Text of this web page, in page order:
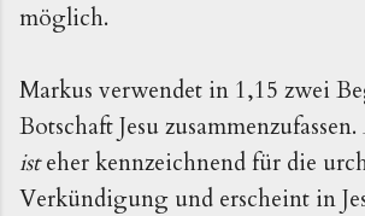
möglich.
Markus verwendet in 1,15 zwei
Botschaft Jesu zusammenzufassen.
isteher kennzeichnend für die
Verkündigung und erscheint in